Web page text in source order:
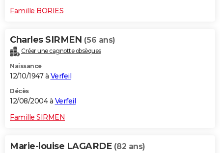
Famille BORIES
Charles SIRMEN (56 ans)
Créer une cagnotte obsèques
Naissance
12/10/1947 à Verfeil
Décès
12/08/2004 à Verfeil
Famille SIRMEN
Marie-louise LAGARDE (82 ans)